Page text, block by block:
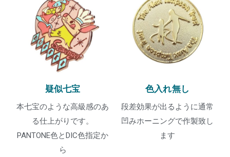
疑似七宝
本七宝のような高級感のあ
る仕上がりです。
PANTONE色とDIC色指定か
ら
色入れ無し
段差効果が出るように通常
凹みホーニングで作製致し
ます